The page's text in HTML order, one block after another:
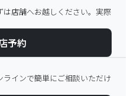
店舗へお越しください。実際
予約
インで簡単にご相談いただけ